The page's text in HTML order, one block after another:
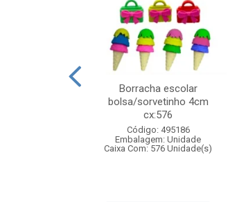
Borracha escolar
bolsa/sorvetinho 4cm
cx:576
Código: 495186
Embalagem: Unidade
Caixa Com: 576 Unidade(s)